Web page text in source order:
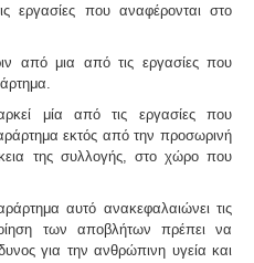
/ κολυμβητικής
χημικές εγκαταστάσεις
με το προεδρικό
λειτουργία της πισίνας
χημικοτεχνική μελέτη και
- ασφαλείας. Η άδεια
γνωστοποίησης.
εργασίες που αναφέρονται στο
από μια από τις εργασίες που
μία από τις εργασίες που
εκτός από την προσωρινή
της συλλογής, στο χώρο που
αυτό ανακεφαλαιώνει τις
των αποβλήτων πρέπει να
για την ανθρώπινη υγεία και